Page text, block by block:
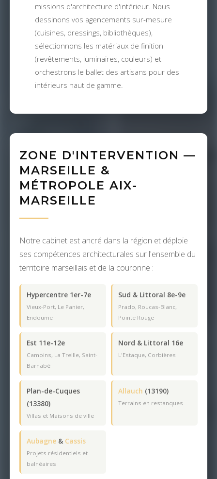
missions d'architecture d'intérieur. Nous
dessinons vos agencements sur-mesure
(cuisines, dressings, bibliothèques),
sélectionnons les matériaux de finition
(revêtements, luminaires, couleurs) et
orchestrons le ballet des artisans pour des
intérieurs haut de gamme.
ZONE D'INTERVENTION —
MARSEILLE &
MÉTROPOLE AIX-
MARSEILLE
Notre cabinet est ancré dans la région et déploie
ses compétences architecturales sur l'ensemble du
territoire marseillais et de la couronne :
Hypercentre 1er-7e
Vieux-Port, Le Panier,
Endoume
Sud & Littoral 8e-9e
Prado, Roucas-Blanc,
Pointe Rouge
Est 11e-12e
Camoins, La Treille, Saint-
Barnabé
Nord & Littoral 16e
L'Estaque, Corbières
Plan-de-Cuques
(13380)
Villas et Maisons de ville
Allauch (13190)
Terrains en restanques
Aubagne & Cassis
Projets résidentiels et
balnéaires